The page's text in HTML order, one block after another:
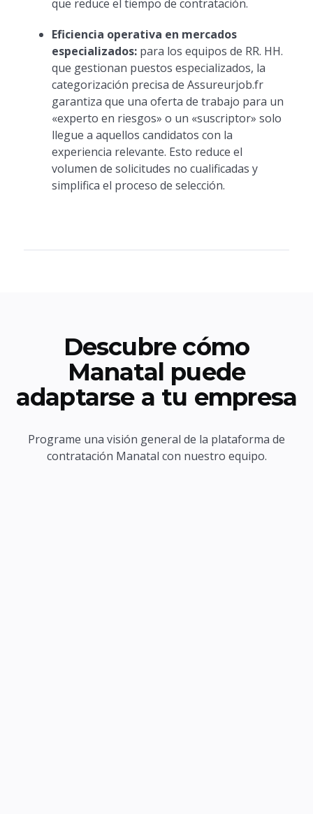
que reduce el tiempo de contratación.
Eficiencia operativa en mercados
especializados:para los equipos de RR. HH.
que gestionan puestos especializados, la
categorización precisa de Assureurjob.fr
garantiza que una oferta de trabajo para un
«experto en riesgos» o un «suscriptor» solo
llegue a aquellos candidatos con la
experiencia relevante. Esto reduce el
volumen de solicitudes no cualificadas y
simplifica el proceso de selección.
Descubre cómo
Manatal puede
adaptarse a tu empresa
Programe una visión general de la plataforma de
contratación Manatal con nuestro equipo.